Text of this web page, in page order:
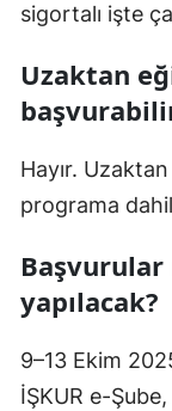
sigortalı işte
Uzaktan
Hayır.
programa
Başvurular
yapılacak?
9–13 Ekim
İŞKUR e-